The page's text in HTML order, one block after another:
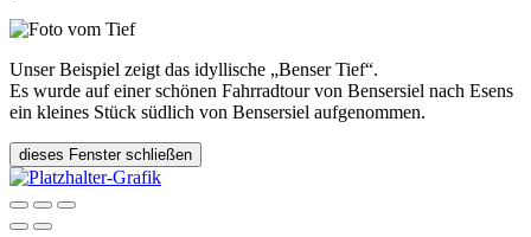
Unser Beispiel zeigt das idyllische „Benser Tief“.
Es wurde auf einer schönen Fahrradtour von Bensersiel nach Esens
ein kleines Stück südlich von Bensersiel aufgenommen.
dieses Fenster schließen